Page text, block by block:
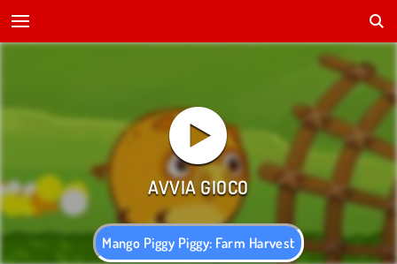
Mango Piggy Piggy: Farm Harvest